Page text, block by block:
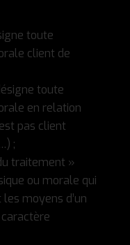
toute
client de
toute
en relation
pas client
;
traitement »
ou morale qui
moyens d’un